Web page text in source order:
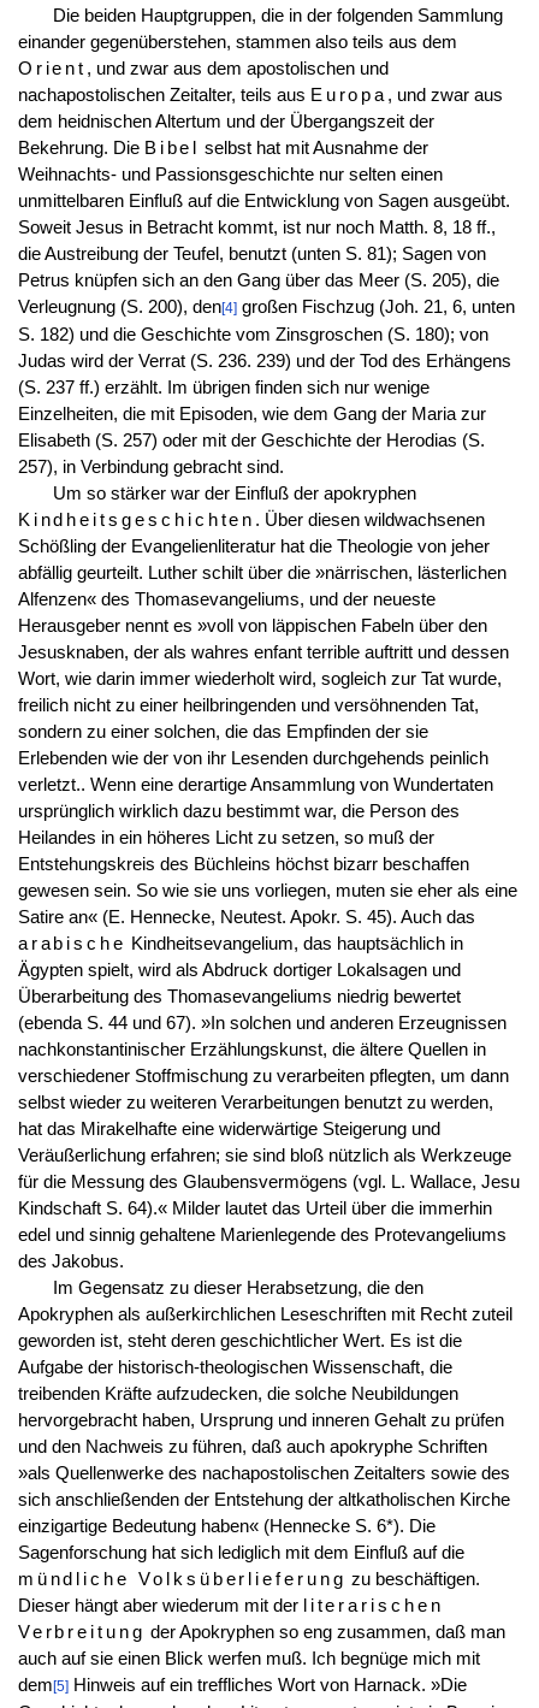
Die beiden Hauptgruppen, die in der folgenden Sammlung
einander gegenüberstehen, stammen also teils aus dem
Orient , und zwar aus dem apostolischen und
nachapostolischen Zeitalter, teils aus Europa , und zwar aus
dem heidnischen Altertum und der Übergangszeit der
Bekehrung. Die Bibel selbst hat mit Ausnahme der
Weihnachts- und Passionsgeschichte nur selten einen
unmittelbaren Einfluß auf die Entwicklung von Sagen ausgeübt.
Soweit Jesus in Betracht kommt, ist nur noch Matth. 8, 18 ff.,
die Austreibung der Teufel, benutzt (unten S. 81); Sagen von
Petrus knüpfen sich an den Gang über das Meer (S. 205), die
Verleugnung (S. 200), den[4]großen Fischzug (Joh. 21, 6, unten
S. 182) und die Geschichte vom Zinsgroschen (S. 180); von
Judas wird der Verrat (S. 236. 239) und der Tod des Erhängens
(S. 237 ff.) erzählt. Im übrigen finden sich nur wenige
Einzelheiten, die mit Episoden, wie dem Gang der Maria zur
Elisabeth (S. 257) oder mit der Geschichte der Herodias (S.
257), in Verbindung gebracht sind.
Um so stärker war der Einfluß der apokryphen
Kindheitsgeschichten . Über diesen wildwachsenen
Schößling der Evangelienliteratur hat die Theologie von jeher
abfällig geurteilt. Luther schilt über die »närrischen, lästerlichen
Alfenzen« des Thomasevangeliums, und der neueste
Herausgeber nennt es »voll von läppischen Fabeln über den
Jesusknaben, der als wahres enfant terrible auftritt und dessen
Wort, wie darin immer wiederholt wird, sogleich zur Tat wurde,
freilich nicht zu einer heilbringenden und versöhnenden Tat,
sondern zu einer solchen, die das Empfinden der sie
Erlebenden wie der von ihr Lesenden durchgehends peinlich
verletzt.. Wenn eine derartige Ansammlung von Wundertaten
ursprünglich wirklich dazu bestimmt war, die Person des
Heilandes in ein höheres Licht zu setzen, so muß der
Entstehungskreis des Büchleins höchst bizarr beschaffen
gewesen sein. So wie sie uns vorliegen, muten sie eher als eine
Satire an« (E. Hennecke, Neutest. Apokr. S. 45). Auch das
arabische Kindheitsevangelium, das hauptsächlich in
Ägypten spielt, wird als Abdruck dortiger Lokalsagen und
Überarbeitung des Thomasevangeliums niedrig bewertet
(ebenda S. 44 und 67). »In solchen und anderen Erzeugnissen
nachkonstantinischer Erzählungskunst, die ältere Quellen in
verschiedener Stoffmischung zu verarbeiten pflegten, um dann
selbst wieder zu weiteren Verarbeitungen benutzt zu werden,
hat das Mirakelhafte eine widerwärtige Steigerung und
Veräußerlichung erfahren; sie sind bloß nützlich als Werkzeuge
für die Messung des Glaubensvermögens (vgl. L. Wallace, Jesu
Kindschaft S. 64).« Milder lautet das Urteil über die immerhin
edel und sinnig gehaltene Marienlegende des Protevangeliums
des Jakobus.
Im Gegensatz zu dieser Herabsetzung, die den
Apokryphen als außerkirchlichen Leseschriften mit Recht zuteil
geworden ist, steht deren geschichtlicher Wert. Es ist die
Aufgabe der historisch-theologischen Wissenschaft, die
treibenden Kräfte aufzudecken, die solche Neubildungen
hervorgebracht haben, Ursprung und inneren Gehalt zu prüfen
und den Nachweis zu führen, daß auch apokryphe Schriften
»als Quellenwerke des nachapostolischen Zeitalters sowie des
sich anschließenden der Entstehung der altkatholischen Kirche
einzigartige Bedeutung haben« (Hennecke S. 6*). Die
Sagenforschung hat sich lediglich mit dem Einfluß auf die
mündliche Volksüberlieferung zu beschäftigen.
Dieser hängt aber wiederum mit der literarischen
Verbreitung der Apokryphen so eng zusammen, daß man
auch auf sie einen Blick werfen muß. Ich begnüge mich mit
dem[5]Hinweis auf ein treffliches Wort von Harnack. »Die